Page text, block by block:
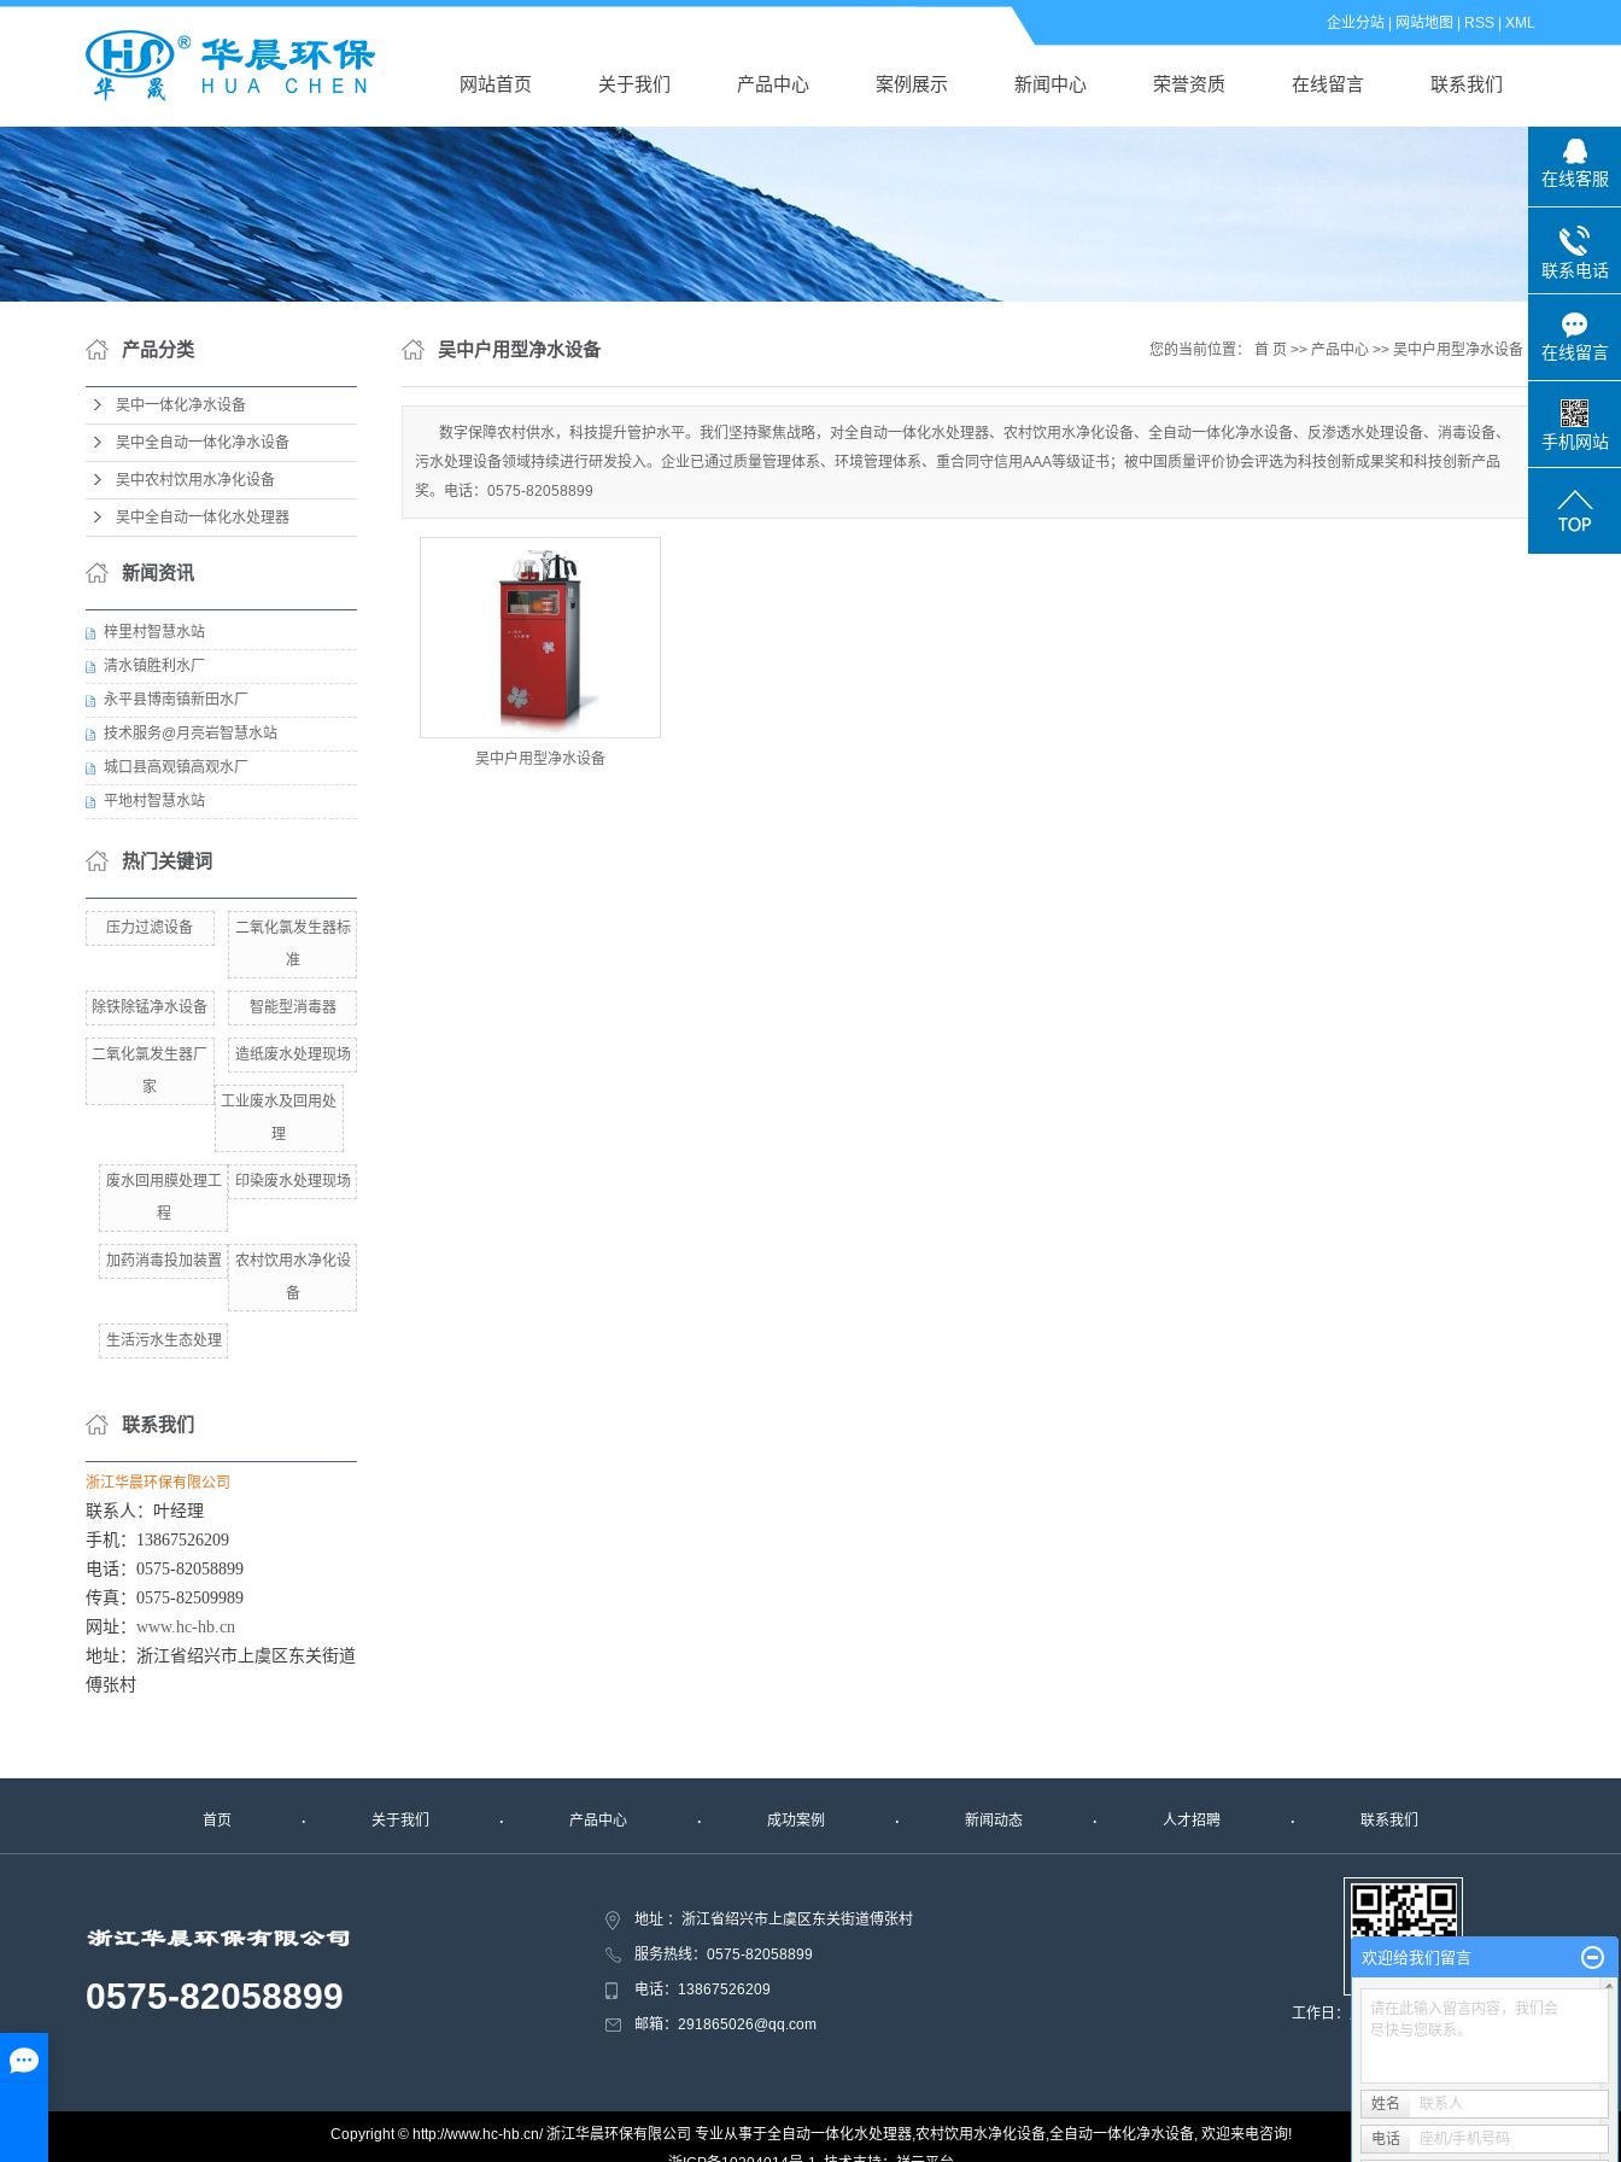
企业分站 网站地图 RSS XML
网站首页 关于我们 产品中心 案例展示 新闻中心 荣誉资质 在线留言 联系我们
产品分类
吴中一体化净水设备
吴中全自动一体化净水设备
吴中农村饮用水净化设备
吴中全自动一体化水处理器
新闻资讯
梓里村智慧水站
清水镇胜利水厂
永平县博南镇新田水厂
技术服务@月亮岩智慧水站
城口县高观镇高观水厂
平地村智慧水站
热门关键词
压力过滤设备
二氧化氯发生器标
准
除铁除锰净水设备 智能型消毒器
二氧化氯发生器厂
家
造纸废水处理现场
工业废水及回用处
理
废水回用膜处理工
程
印染废水处理现场
加药消毒投加装置
农村饮用水净化设
备
生活污水生态处理
联系我们
浙江华晨环保有限公司
联系人：叶经理
手机：13867526209
电话：0575-82058899
传真：0575-82509989
网址： www.hc-hb.cn
地址： 浙江省绍兴市上虞区东关街道
傅张村
吴中户用型净水设备 您的当前位置： 首 页 >> 产品中心 >> 吴中户用型净水设备
数字保障农村供水，科技提升管护水平。我们坚持聚焦战略，对全自动一体化水处理器、农村饮用水净化设备、全自动一体化净水设备、反渗透水处理设备、消毒设备、
污水处理设备领域持续进行研发投入。企业已通过质量管理体系、环境管理体系、重合同守信用AAA等级证书；被中国质量评价协会评选为科技创新成果奖和科技创新产品
奖。电话：0575-82058899
吴中户用型净水设备
首页 关于我们 产品中心 成功案例 新闻动态 人才招聘 联系我们
0575-82058899
地址 ：浙江省绍兴市上虞区东关街道傅张村
服务热线：0575-82058899
电话：13867526209
邮箱：291865026@qq.com
工作日：周一至周日：8:00- 17:30
Copyright © http://www.hc-hb.cn/ 浙江华晨环保有限公司 专业从事于全自动一体化水处理器,农村饮用水净化设备,全自动一体化净水设备, 欢迎来电咨询!
在线客服
联系电话
在线留言
手机网站
欢迎给我们留言
请在此输入留言内容，我们会
尽快与您联系。
姓名 联系人
电话 座机/手机号码